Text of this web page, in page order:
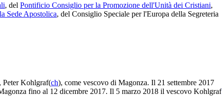
, del Pontificio Consiglio per la Promozione dell'Unità dei Cristiani,
Sede Apostolica, del Consiglio Speciale per l'Europa della Segreteria
Peter Kohlgraf(ch), come vescovo di Magonza. Il 21 settembre 2017
fino al 12 dicembre 2017. Il 5 marzo 2018 il vescovo Kohlgraf